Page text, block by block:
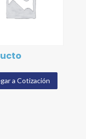
a Cotización